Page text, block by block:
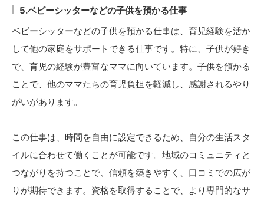
5.ベビーシッターなどの子供を預かる仕事
ベビーシッターなどの子供を預かる仕事は、育児経験を活か
して他の家庭をサポートできる仕事です。特に、子供が好き
で、育児の経験が豊富なママに向いています。子供を預かる
ことで、他のママたちの育児負担を軽減し、感謝されるやり
がいがあります。
この仕事は、時間を自由に設定できるため、自分の生活スタ
イルに合わせて働くことが可能です。地域のコミュニティと
つながりを持つことで、信頼を築きやすく、口コミでの広が
りが期待できます。資格を取得することで、より専門的なサ